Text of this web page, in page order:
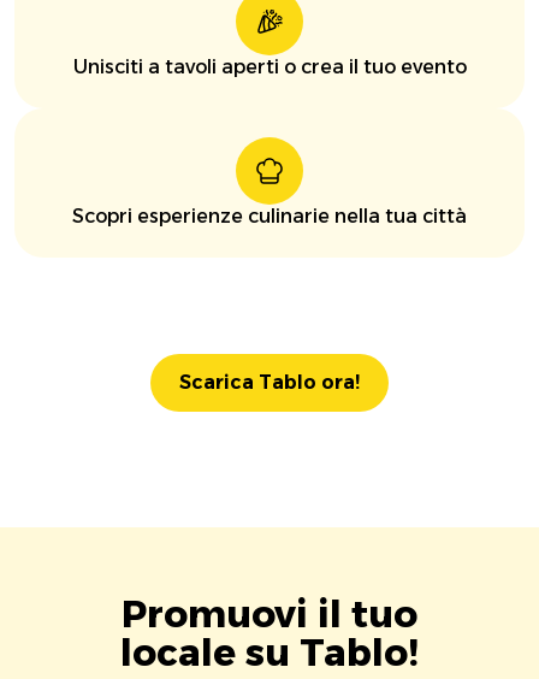
Unisciti a tavoli aperti o crea il tuo evento
Scopri esperienze culinarie nella tua città
Scarica Tablo ora!
Promuovi il tuo
locale su Tablo!